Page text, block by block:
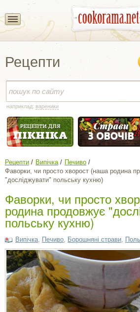
Рецепти
наприклад: вареники
Рецепти Випічка
Печиво
Фаворки, чи просто хворост (наша родина
"досліджувати" польську кухню)
Фаворки, чи просто
родина продовжує
польську кухню)
Випічка Печиво Борошняні страви